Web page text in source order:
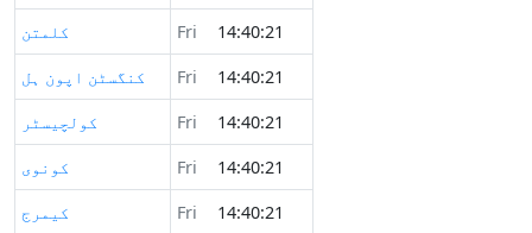
کلمتن
Fri
14:40:21
کنگسٹن اپون ہل
Fri
14:40:21
کولچیسٹر
Fri
14:40:21
کونوی
Fri
14:40:21
کیمرج
Fri 14:40:21